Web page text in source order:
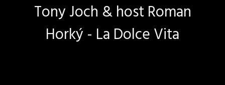
Tony Joch & host Roman
Horký - La Dolce Vita